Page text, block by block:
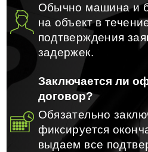
Обычно машина и
на объект в
подтверждения
задержек.
Заключается ли
договор?
Обязательно
фиксируется
выдаем все